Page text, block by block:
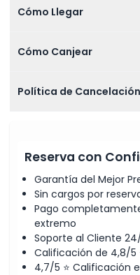
Cómo Llegar
Cómo Canjear
Política de Cancelación
Reserva con
Garantía del Mejor
Sin cargos por
Pago
extremo
Soporte al Cliente
Calificación de 4,8/5
4,7/5 ⭐ Calificación